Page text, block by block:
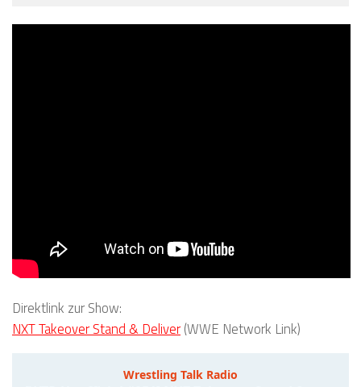
Direktlink zur Show:
NXT Takeover Stand & Deliver (WWE Network Link)